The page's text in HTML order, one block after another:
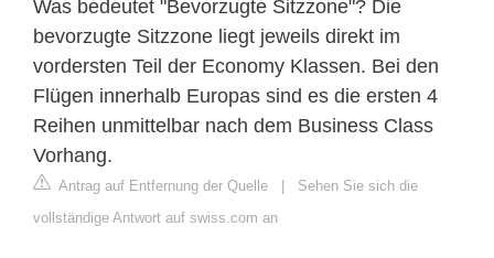
Was bedeutet "Bevorzugte Sitzzone"? Die
bevorzugte Sitzzone liegt jeweils direkt im
vordersten Teil der Economy Klassen. Bei den
Flügen innerhalb Europas sind es die ersten 4
Reihen unmittelbar nach dem Business Class
Vorhang.
Antrag auf Entfernung der Quelle | Sehen Sie sich die
vollständige Antwort auf swiss.com an